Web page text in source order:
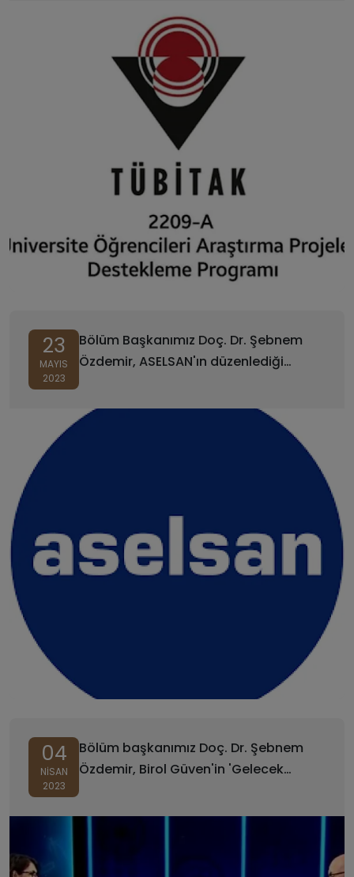
23
MAYIS
2023
Bölüm Başkanımız Doç. Dr. Şebnem
Özdemir, ASELSAN'ın düzenlediği
aldı.
04
NISAN
2023
Bölüm başkanımız Doç. Dr. Şebnem
Özdemir, Birol Güven'in 'Gelecek
zekalar hakkında konuşmak üzere